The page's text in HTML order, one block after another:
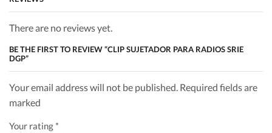
There are no reviews yet.
BE THE FIRST TO REVIEW “CLIP SUJETADOR PARA RADIOS SRIE
DGP”
Your email address will not be published. Required fields are
marked
Your rating *